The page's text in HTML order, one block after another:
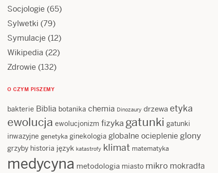
Socjologie (65)
Sylwetki (79)
Symulacje (12)
Wikipedia (22)
Zdrowie (132)
O CZYM PISZEMY
bakterie Biblia botanika chemia Dinozaury drzewa etyka
ewolucja ewolucjonizm fizyka gatunki gatunki
inwazyjne genetyka ginekologia globalne ocieplenie glony
grzyby historia język katastrofy klimat matematyka
medycyna metodologia miasto mikro mokradła